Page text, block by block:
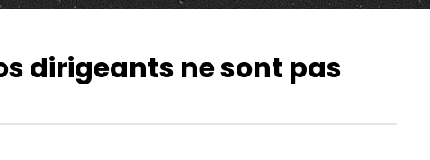
Watch Later Watch Later
02:21:44
S’EFFONDRE » : LA DÉFAITE
01:11:05
ARRIVE AVEC L’IA.
nos dirigeants ne sont pas